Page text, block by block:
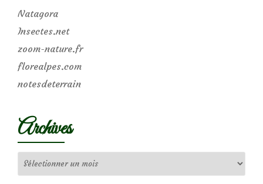
Natagora
Insectes.net
zoom-nature.fr
florealpes.com
notesdeterrain
Archives